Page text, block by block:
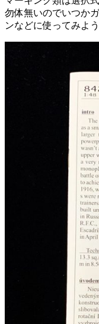
勿体無いのでいつか
ンなどに使ってみよ